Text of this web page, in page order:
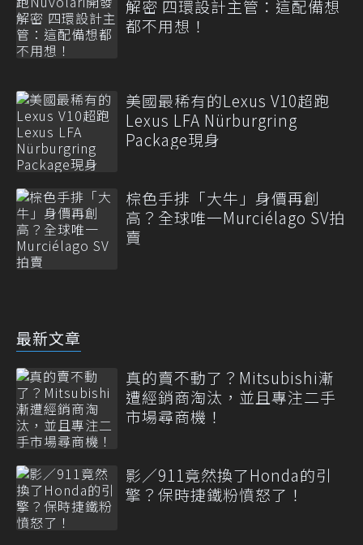
解密 四環設計主管：這配備想
都不用想！
美國最稀有的Lexus V10超跑
Lexus LFA Nürburgring
Package現身
棕色手排「大牛」身價再創
高？全球唯一Murciélago SV拍
賣
最新文章
真的賣不動了？Mitsubishi漸
遭經銷商淘汰，並且專注二手
市場尋商機！
影／911竟然換了Honda的引
擎？保時捷鐵粉憤怒了！